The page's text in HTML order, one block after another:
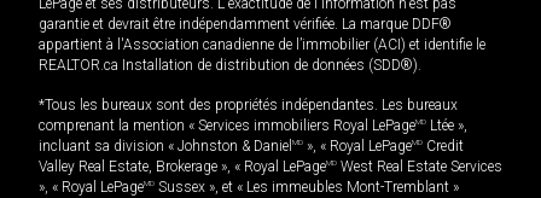
LePage et ses distributeurs. L'exactitude de l'information n'est pas
garantie et devrait être indépendamment vérifiée. La marque DDF®
appartient à l'Association canadienne de l’immobilier (ACI) et identifie le
REALTOR.ca Installation de distribution de données (SDD®).
*Tous les bureaux sont des propriétés indépendantes. Les bureaux
comprenant la mention « Services immobiliers Royal LePageMD Ltée »,
incluant sa division « Johnston & Daniel MD », « Royal LePageMD Credit
Valley Real Estate, Brokerage », « Royal LePageMD West Real Estate Services
», « Royal LePageMD Sussex », et « Les immeubles Mont-Tremblant »